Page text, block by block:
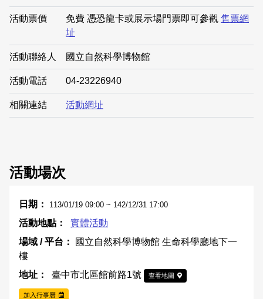
活動票價 免費 憑恐龍卡或展示場門票即可參觀 售票網
址
活動聯絡人 國立自然科學博物館
活動電話 04-23226940
相關連結 活動網址
活動場次
113/01/19 09:00 ~ 142/12/31 17:00
實體活動
國立自然科學博物館 生命科學廳地下一
樓
臺中市北區館前路1號
查看地圖
加入行事曆